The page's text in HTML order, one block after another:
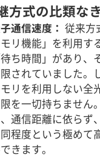
方式の比類な
通信速度： 従来方
リ機能」を利用す
ち時間」があり、
されていました。
リを利用しない全
を一切持ちません
通信距離に依らず
程度という極めて
きます。